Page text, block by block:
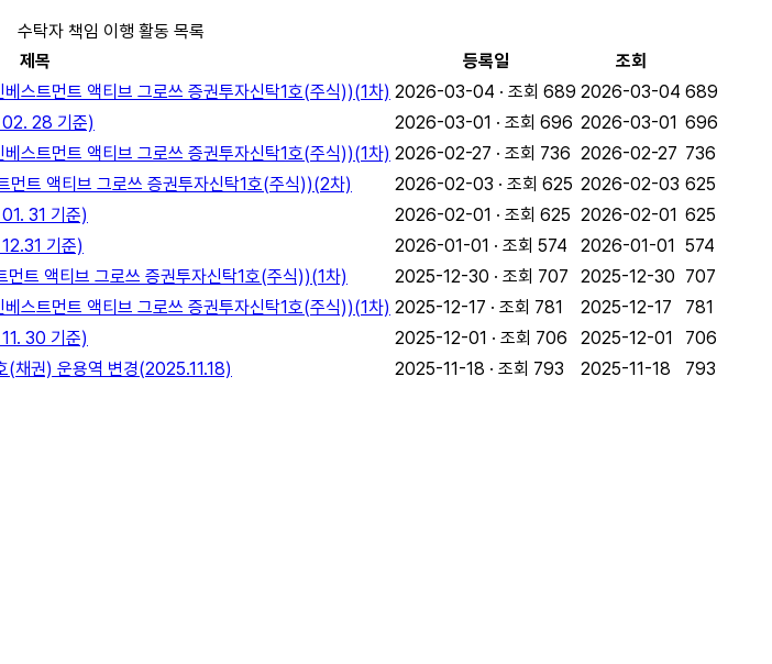
수탁자 책임 이행 활동 목록
제목 등록일
조회
스트먼트 액티브 그로쓰 증권투자신탁1호(주식))(1차) 2026-03-04 · 조회 689 2026-03-04 689
02. 28 기준) 2026-03-01 · 조회 696 2026-03-01 696
스트먼트 액티브 그로쓰 증권투자신탁1호(주식))(1차) 2026-02-27 · 조회 736 2026-02-27 736
먼트 액티브 그로쓰 증권투자신탁1호(주식))(2차) 2026-02-03 · 조회 625 2026-02-03 625
31 기준) 2026-02-01 · 조회 625 2026-02-01 625
기준) 2026-01-01 · 조회 574 2026-01-01 574
트 액티브 그로쓰 증권투자신탁1호(주식))(1차) 2025-12-30 · 조회 707 2025-12-30 707
스트먼트 액티브 그로쓰 증권투자신탁1호(주식))(1차) 2025-12-17 · 조회 781 2025-12-17
781
30 기준) 2025-12-01 · 조회 706 2025-12-01
706
(채권) 운용역 변경(2025.11.18) 2025-11-18 · 조회 793 2025-11-18 793